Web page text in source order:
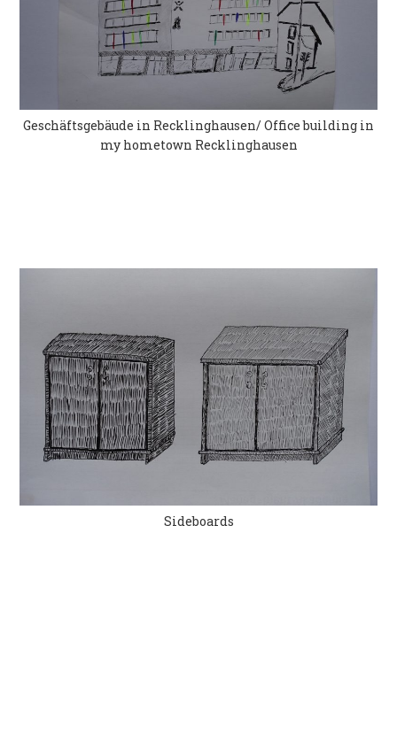
Geschäftsgebäude in Recklinghausen/ Office building in
my hometown Recklinghausen
Sideboards